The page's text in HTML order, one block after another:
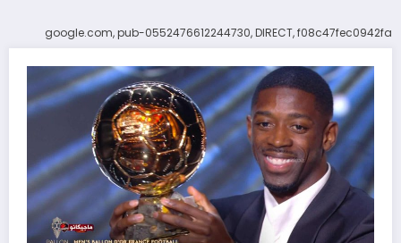
google.com, pub-0552476612244730, DIRECT, f08c47fec0942fa